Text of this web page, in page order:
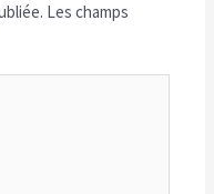
Les champs